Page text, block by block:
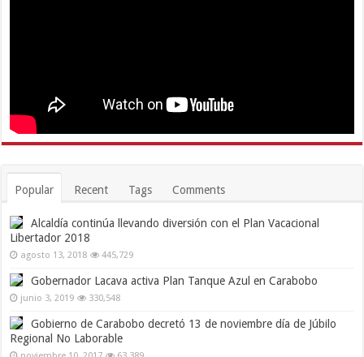
Popular Recent Tags Comments
Alcaldía continúa llevando diversión con el Plan Vacacional
Libertador 2018
agosto 13, 2018 445,729
Gobernador Lacava activa Plan Tanque Azul en Carabobo
junio 3, 2019 330,548
Gobierno de Carabobo decretó 13 de noviembre día de Júbilo
Regional No Laborable